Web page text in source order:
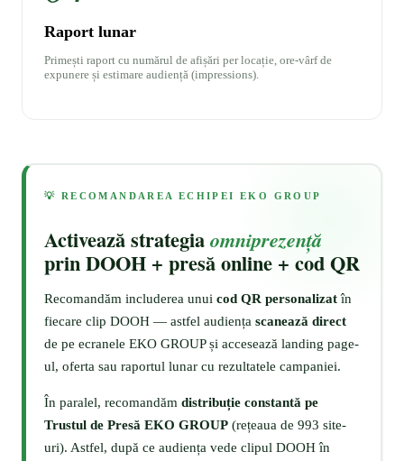
Raport lunar
Primești raport cu numărul de afișări per locație, ore-vârf de
expunere și estimare audiență (impressions).
💡 RECOMANDAREA ECHIPEI EKO GROUP
Activează strategiaomniprezență
prin DOOH + presă online + cod QR
Recomandăm includerea unui cod QR personalizatîn
fiecare clip DOOH — astfel audiența scanează direct
de pe ecranele EKO GROUP și accesează landing page-
ul, oferta sau raportul lunar cu rezultatele campaniei.
În paralel, recomandăm distribuție constantă pe
Trustul de Presă EKO GROUP (rețeaua de 993 site-
uri). Astfel, după ce audiența vede clipul DOOH în